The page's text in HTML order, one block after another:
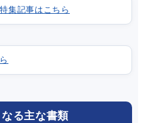
集記事はこちら
る主な書類